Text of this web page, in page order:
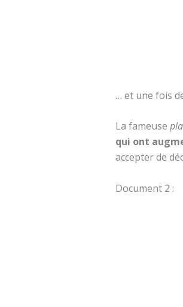
… et une fois
La fameuse
qui ont
accepter de
Document 2 :